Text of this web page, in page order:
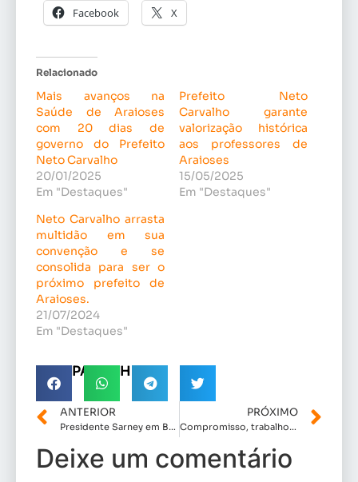
Facebook X
Relacionado
Mais avanços na
Saúde de Araioses
com 20 dias de
governo do Prefeito
Neto Carvalho
20/01/2025
Em "Destaques"
Prefeito Neto
Carvalho garante
valorização histórica
aos professores de
Araioses
15/05/2025
Em "Destaques"
Neto Carvalho arrasta
multidão em sua
convenção e se
consolida para ser o
próximo prefeito de
Araioses.
21/07/2024
Em "Destaques"
COMPARTILHE!
ANTERIOR
Presidente Sarney em Boas Mãos: As Transformações da Gestão Gílson Lima”
PRÓXIMO
Compromisso, trabalho e resultados: a gestão eficaz de Bruno Silva em Coelho Neto
Deixe um comentário